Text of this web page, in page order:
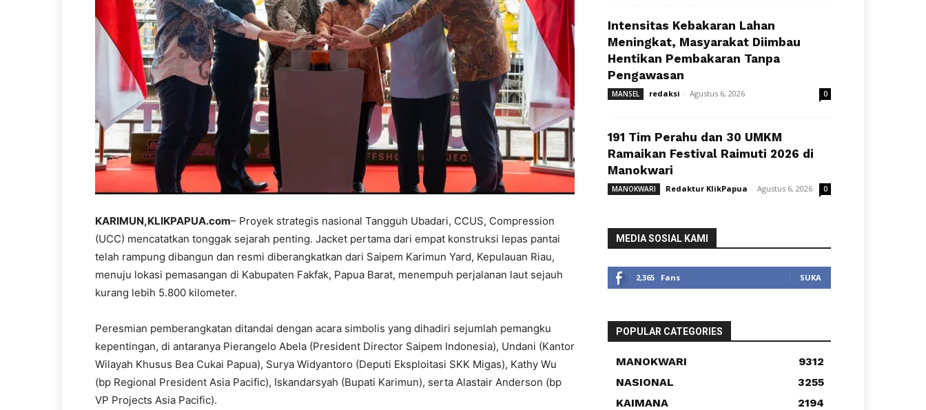
KARIMUN,KLIKPAPUA.com– Proyek strategis nasional Tangguh Ubadari, CCUS, Compression
(UCC) mencatatkan tonggak sejarah penting. Jacket pertama dari empat konstruksi lepas pantai
telah rampung dibangun dan resmi diberangkatkan dari Saipem Karimun Yard, Kepulauan Riau,
menuju lokasi pemasangan di Kabupaten Fakfak, Papua Barat, menempuh perjalanan laut sejauh
kurang lebih 5.800 kilometer.
Peresmian pemberangkatan ditandai dengan acara simbolis yang dihadiri sejumlah pemangku
kepentingan, di antaranya Pierangelo Abela (President Director Saipem Indonesia), Undani (Kantor
Wilayah Khusus Bea Cukai Papua), Surya Widyantoro (Deputi Eksploitasi SKK Migas), Kathy Wu
(bp Regional President Asia Pacific), Iskandarsyah (Bupati Karimun), serta Alastair Anderson (bp
VP Projects Asia Pacific).
Intensitas Kebakaran Lahan
Meningkat, Masyarakat Diimbau
Hentikan Pembakaran Tanpa
Pengawasan
MANSEL redaksi - Agustus 6, 2026 0
191 Tim Perahu dan 30 UMKM
Ramaikan Festival Raimuti 2026 di
Manokwari
MANOKWARI Redaktur KlikPapua - Agustus 6, 2026 0
MEDIA SOSIAL KAMI
2,365 Fans SUKA
POPULAR CATEGORIES
MANOKWARI
9312
NASIONAL
3255
KAIMANA
2194